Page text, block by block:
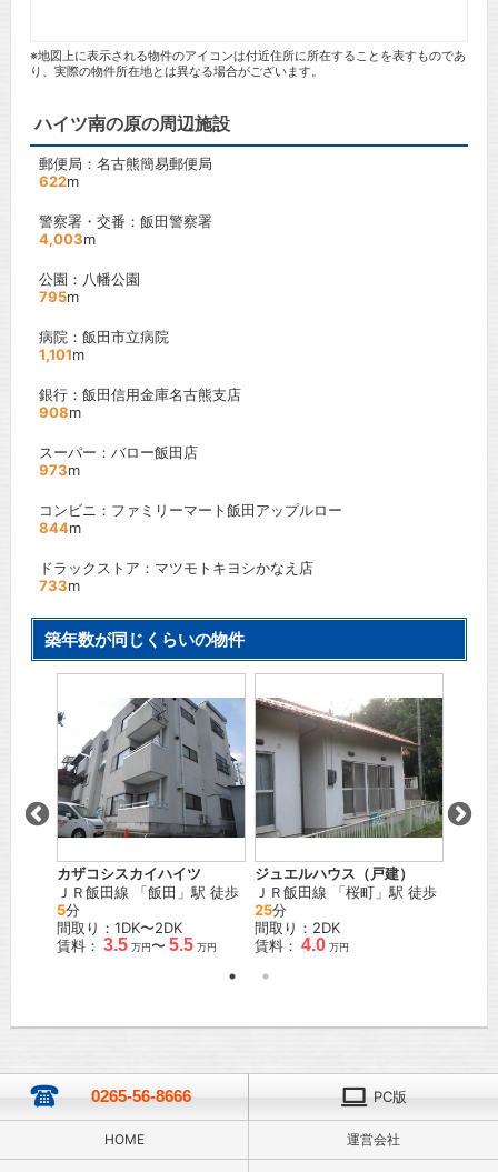
※地図上に表示される物件のアイコンは付近住所に所在することを表すものであ
り、実際の物件所在地とは異なる場合がございます。
ハイツ南の原の周辺施設
郵便局：名古熊簡易郵便局
622m
警察署・交番：飯田警察署
4,003m
公園：八幡公園
795m
病院：飯田市立病院
1,101m
銀行：飯田信用金庫名古熊支店
908m
スーパー：バロー飯田店
973m
コンビニ：ファミリーマート飯田アップルロー
844m
ドラックストア：マツモトキヨシかなえ店
733m
築年数が同じくらいの物件
カザコシスカイハイツ
ＪＲ飯田線 「飯田 」駅 徒歩
5分
間取り：1DK〜2DK
賃料： 3.5 万円〜 5.5 万円
ジュエルハウス（戸建）
ＪＲ飯田線 「桜町 」駅 徒歩
25分
間取り：2DK
賃料： 4.0 万円
0265-56-8666 PC版
HOME 運営会社